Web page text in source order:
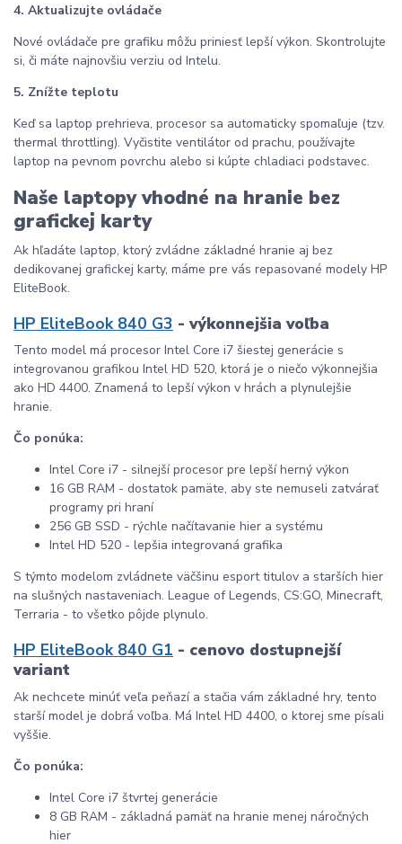
4. Aktualizujte ovládače
Nové ovládače pre grafiku môžu priniesť lepší výkon. Skontrolujte
si, či máte najnovšiu verziu od Intelu.
5. Znížte teplotu
Keď sa laptop prehrieva, procesor sa automaticky spomaľuje (tzv.
thermal throttling). Vyčistite ventilátor od prachu, používajte
laptop na pevnom povrchu alebo si kúpte chladiaci podstavec.
Naše laptopy vhodné na hranie bez
grafickej karty
Ak hľadáte laptop, ktorý zvládne základné hranie aj bez
dedikovanej grafickej karty, máme pre vás repasované modely HP
EliteBook.
HP EliteBook 840 G3 - výkonnejšia voľba
Tento model má procesor Intel Core i7 šiestej generácie s
integrovanou grafikou Intel HD 520, ktorá je o niečo výkonnejšia
ako HD 4400. Znamená to lepší výkon v hrách a plynulejšie
hranie.
Čo ponúka:
Intel Core i7 - silnejší procesor pre lepší herný výkon
16 GB RAM - dostatok pamäte, aby ste nemuseli zatvárať
programy pri hraní
256 GB SSD - rýchle načítavanie hier a systému
Intel HD 520 - lepšia integrovaná grafika
S týmto modelom zvládnete väčšinu esport titulov a starších hier
na slušných nastaveniach. League of Legends, CS:GO, Minecraft,
Terraria - to všetko pôjde plynulo.
HP EliteBook 840 G1 - cenovo dostupnejší
variant
Ak nechcete minúť veľa peňazí a stačia vám základné hry, tento
starší model je dobrá voľba. Má Intel HD 4400, o ktorej sme písali
vyššie.
Čo ponúka:
Intel Core i7 štvrtej generácie
8 GB RAM - základná pamäť na hranie menej náročných
hier